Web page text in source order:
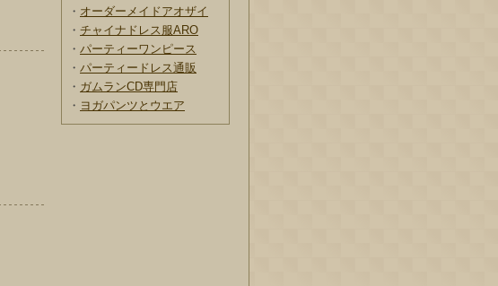
・ オーダーメイドアオザイ
・ チャイナドレス服ARO
・ パーティーワンピース
・ パーティードレス通販
・ ガムランCD専門店
・ ヨガパンツとウエア